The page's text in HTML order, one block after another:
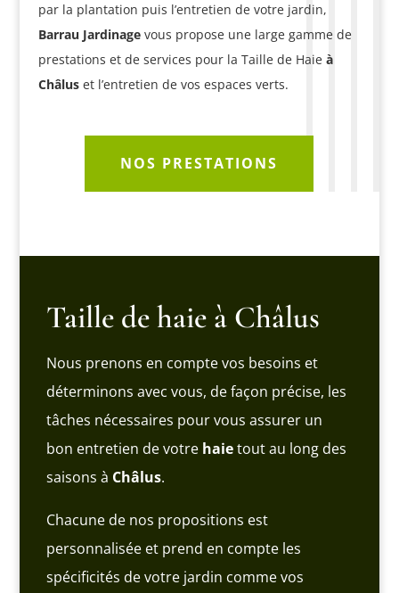
par la plantation puis l’entretien de votre jardin,
Barrau Jardinagevous propose une large gamme de
prestations et de services pour la Taille de Haie à
Châluset l’entretien de vos espaces verts.
NOS PRESTATIONS
Taille de haie à Châlus
Nous prenons en compte vos besoins et
déterminons avec vous, de façon précise, les
tâches nécessaires pour vous assurer un
bon entretien de votre haietout au long des
saisons à Châlus.
Chacune de nos propositions est
personnalisée et prend en compte les
spécificités de votre jardin comme vos